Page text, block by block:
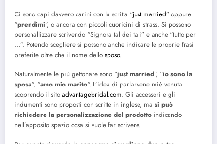
Ci sono capi davvero carini con la scritta “just married” oppure
“prendimi“, o ancora con piccoli cuoricini di strass. Si possono
personallizzare scrivendo “Signora tal dei tali” e anche “tutto per
…”. Potendo scegliere si possono anche indicare le proprie frasi
preferite oltre che il nome dello sposo.
Naturalmente le più gettonare sono “just married“, “io sono la
sposa“, “amo mio marito“. L’idea di parlarvene miè venuta
scoprendo il sito advantagebridal.com. Gli accessori e gli
indumenti sono proposti con scritte in inglese, ma si può
richiedere la personalizzazione del prodotto indicando
nell’apposito spazio cosa si vuole far scrivere.